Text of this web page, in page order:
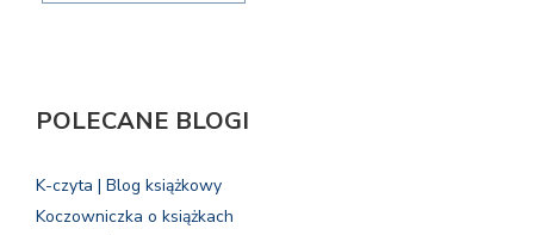
POLECANE BLOGI
K-czyta | Blog książkowy
Koczowniczka o książkach